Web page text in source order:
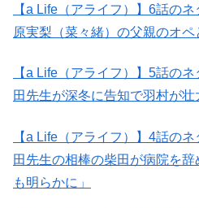
【a Life（アライフ）】6話の
原実梨（菜々緒）の父親のオペ
【a Life（アライフ）】5話の
田先生が深冬に告知で羽村が壮
【a Life（アライフ）】4話の
田先生の相棒の柴田が病院を
も明らかに」